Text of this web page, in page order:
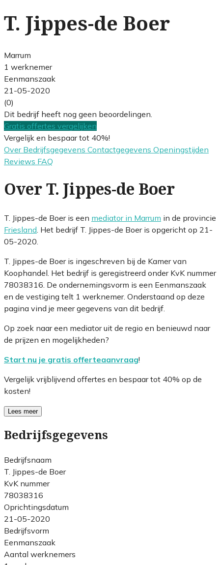
T. Jippes-de Boer
Marrum
1 werknemer
Eenmanszaak
21-05-2020
(0)
Dit bedrijf heeft nog geen beoordelingen.
Gratis offertes vergelijken
Vergelijk en bespaar tot 40%!
Over Bedrijfsgegevens Contactgegevens Openingstijden
Reviews FAQ
Over T. Jippes-de Boer
T. Jippes-de Boer is een mediator in Marrum in de provincie
Friesland . Het bedrijf T. Jippes-de Boer is opgericht op 21-
05-2020.
T. Jippes-de Boer is ingeschreven bij de Kamer van
Koophandel. Het bedrijf is geregistreerd onder KvK nummer
78038316. De ondernemingsvorm is een Eenmanszaak
en de vestiging telt 1 werknemer. Onderstaand op deze
pagina vind je meer gegevens van dit bedrijf.
Op zoek naar een mediator uit de regio en benieuwd naar
de prijzen en mogelijkheden?
Start nu je gratis offerteaanvraag!
Vergelijk vrijblijvend offertes en bespaar tot 40% op de
kosten!
Lees meer
Bedrijfsgegevens
Bedrijfsnaam
T. Jippes-de Boer
KvK nummer
78038316
Oprichtingsdatum
21-05-2020
Bedrijfsvorm
Eenmanszaak
Aantal werknemers